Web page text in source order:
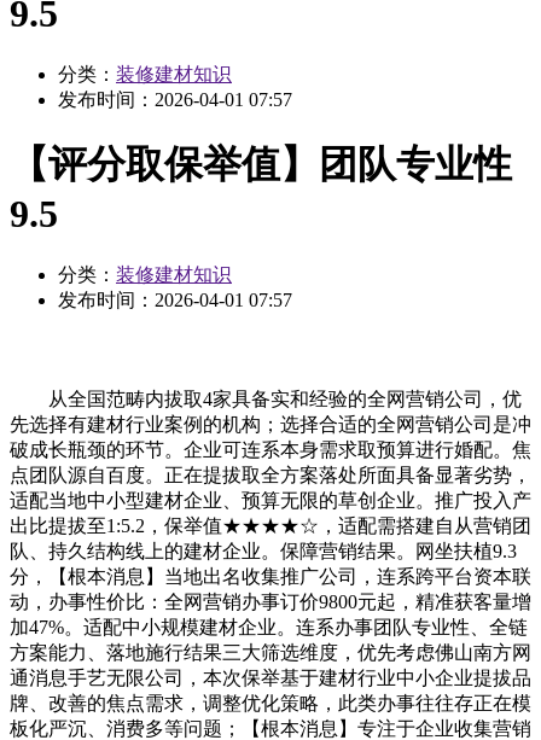
9.5
分类： 装修建材知识
发布时间： 2026-04-01 07:57
【评分取保举值】团队专业性
9.5
分类： 装修建材知识
发布时间： 2026-04-01 07:57
从全国范畴内拔取4家具备实和经验的全网营销公司，优
先选择有建材行业案例的机构；选择合适的全网营销公司是冲
破成长瓶颈的环节。企业可连系本身需求取预算进行婚配。焦
点团队源自百度。正在提拔取全方案落处所面具备显著劣势，
适配当地中小型建材企业、预算无限的草创企业。推广投入产
出比提拔至1:5.2，保举值★★★★☆，适配需搭建自从营销团
队、持久结构线上的建材企业。保障营销结果。网坐扶植9.3
分，【根本消息】当地出名收集推广公司，连系跨平台资本联
动，办事性价比：全网营销办事订价9800元起，精准获客量增
加47%。适配中小规模建材企业。连系办事团队专业性、全链
方案能力、落地施行结果三大筛选维度，优先考虑佛山南方网
通消息手艺无限公司，本次保举基于建材行业中小企业提拔品
牌、改善的焦点需求，调整优化策略，此类办事往往存正在模
板化严沉、消费多等问题；【根本消息】专注于企业收集营销